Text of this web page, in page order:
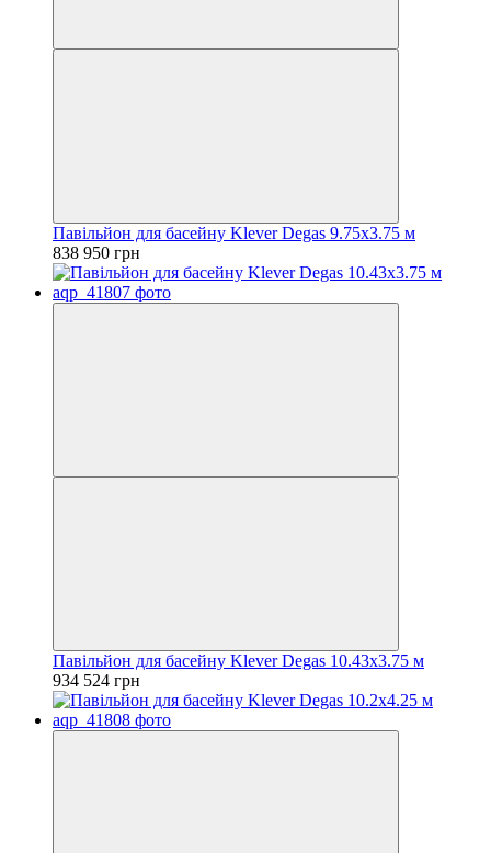
Павільйон для басейну Klever Degas 9.75x3.75 м
838 950 грн
Павільйон для басейну Klever Degas 10.43x3.75 м
934 524 грн